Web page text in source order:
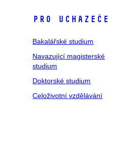
Pro uchazeče
Bakalářské studium
Navazující magisterské
studium
Doktorské studium
Celoživotní vzdělávání